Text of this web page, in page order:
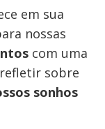
em sua
nossas
com uma
sobre
sonhos